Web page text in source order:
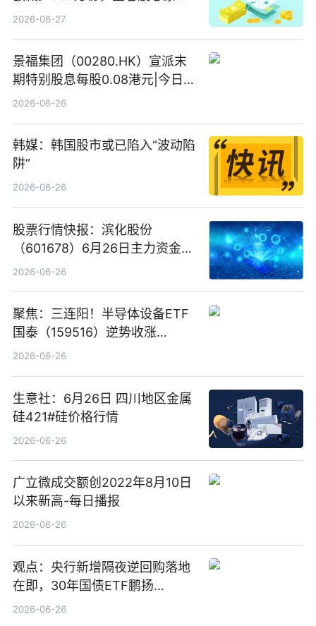
份、寒武纪、澜起科技 观速讯
2026-06-27
景福集团（00280.HK）宣派末
期特别股息每股0.08港元|今日快
看
2026-06-26
韩媒：韩国股市或已陷入“波动陷
阱”
2026-06-26
股票行情快报：滨化股份
（601678）6月26日主力资金净
卖出5964.34万元
2026-06-26
聚焦：三连阳！半导体设备ETF
国泰（159516）逆势收涨
3.5%，近10日累计净流入超65
2026-06-26
生意社：6月26日 四川地区金属
硅421#硅价格行情
2026-06-26
广立微成交额创2022年8月10日
以来新高-每日播报
2026-06-26
观点：央行新增隔夜逆回购落地
在即，30年国债ETF鹏扬
(511090) 盘中小幅上涨
2026-06-26